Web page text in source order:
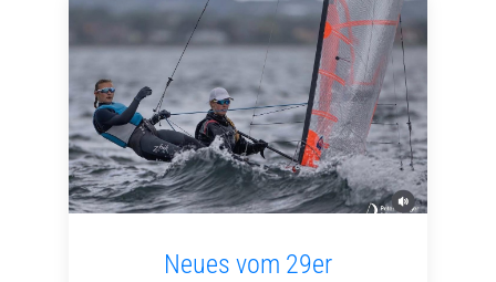
Neues vom 29er